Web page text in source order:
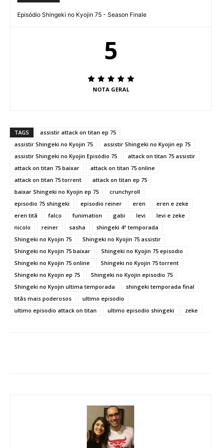
Episódio Shingeki no Kyojin 75 - Season Finale
5
NOTA GERAL
TAGS
assistir attack on titan ep 75
assistir Shingeki no Kyojin 75
assistir Shingeki no Kyojin ep 75
assistir Shingeki no Kyojin Episódio 75
attack on titan 75 assistir
attack on titan 75 baixar
attack on titan 75 online
attack on titan 75 torrent
attack on titan ep 75
baixar Shingeki no Kyojin ep 75
crunchyroll
episodio 75 shingeki
episodio reiner eren
eren e zeke
eren titã
falco funimation gabi levi
levi e zeke
nicolo
reiner sasha
shingeki 4ª temporada
Shingeki no Kyojin 75
Shingeki no Kyojin 75 assistir
Shingeki no Kyojin 75 baixar
Shingeki no Kyojin 75 episodio
Shingeki no Kyojin 75 online
Shingeki no Kyojin 75 torrent
Shingeki no Kyojin ep 75
Shingeki no Kyojin episodio 75
Shingeki no Kyojin ultima temporada
shingeki temporada final
titãs mais poderosos
ultimo episodio
ultimo episodio attack on titan
ultimo episodio shingeki zeke